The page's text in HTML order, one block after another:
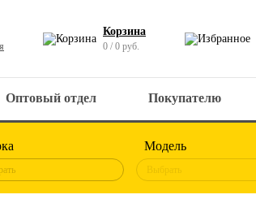
Корзина
0 / 0 руб.
Оптовый отдел Покупателю
Модель
Выбрать